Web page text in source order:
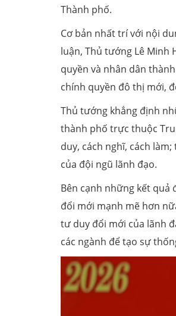
Thành phố.
Cơ bản nhất trí với nội
luận, Thủ tướng Lê Minh
quyền và nhân dân
chính quyền đô thị mới,
Thủ tướng khẳng định
thành phố trực thuộc
duy, cách nghĩ, cách
của đội ngũ lãnh đạo.
Bên cạnh những kết
đổi mới mạnh mẽ hơn
tư duy đổi mới của lãnh
các ngành để tạo sự